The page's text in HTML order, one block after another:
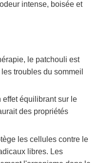
intense, boisée et
le patchouli est
troubles du sommeil
effet équilibrant sur le
des propriétés
les cellules contre le
libres. Les